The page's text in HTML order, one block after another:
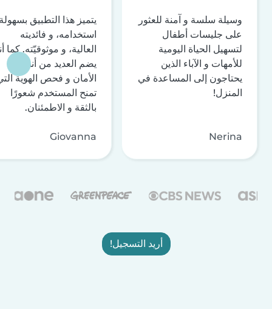
وسيلة سلسة و آمنة للعثور
على جليسات أطفال
لتسهيل الحياة اليومية
للأمهات و الآباء الذين
يحتاجون إلى المساعدة في
المنزل!
Nerina
يتميز هذا التطبيق
استخدامه، و فائديته
العالية، و موثوقيّته. كما
يضم العديد من أنظمة
الأمان و فحص الهوية
تمنح المستخدم شعورًا
بالثقة و الاطمئنان.
Giovanna
أريد التسجيل!